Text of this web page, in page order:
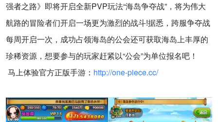
强者之路》即将开启全新PVP玩法“海岛争夺战”，将为伟大
航路的冒险者们开启一场更为激烈的战斗!据悉，跨服争夺战
每周开启一次，成功占领海岛的公会还可获取海岛上丰厚的
珍稀资源，想要参与的玩家赶紧以“公会”为单位报名吧！
马上体验官方正版手游： http://one-piece.cc/